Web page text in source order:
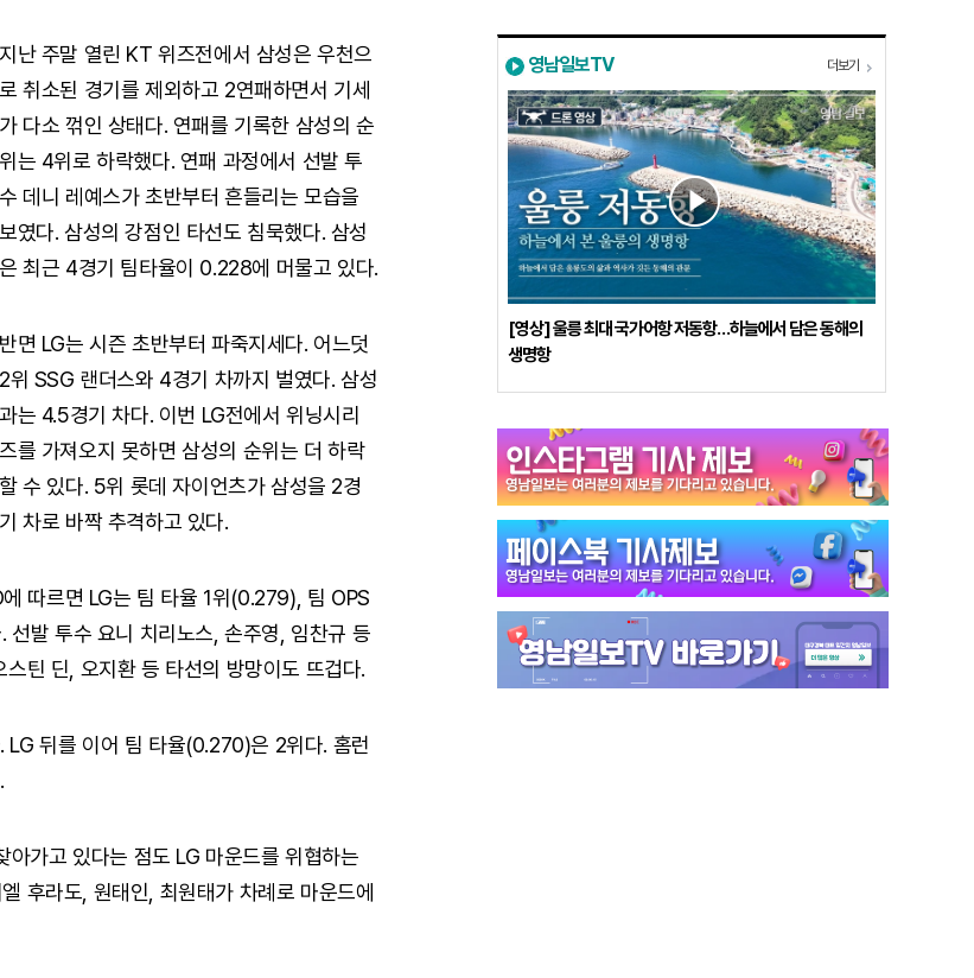
지난 주말 열린 KT 위즈전에서 삼성은 우천으
로 취소된 경기를 제외하고 2연패하면서 기세
가 다소 꺾인 상태다. 연패를 기록한 삼성의 순
위는 4위로 하락했다. 연패 과정에서 선발 투
수 데니 레예스가 초반부터 흔들리는 모습을
보였다. 삼성의 강점인 타선도 침묵했다. 삼성
은 최근 4경기 팀타율이 0.228에 머물고 있다.
반면 LG는 시즌 초반부터 파죽지세다. 어느덧
2위 SSG 랜더스와 4경기 차까지 벌였다. 삼성
과는 4.5경기 차다. 이번 LG전에서 위닝시리
즈를 가져오지 못하면 삼성의 순위는 더 하락
할 수 있다. 5위 롯데 자이언츠가 삼성을 2경
기 차로 바짝 추격하고 있다.
따르면 LG는 팀 타율 1위(0.279), 팀 OPS
발 투수 요니 치리노스, 손주영, 임찬규 등
틴 딘, 오지환 등 타선의 방망이도 뜨겁다.
뒤를 이어 팀 타율(0.270)은 2위다. 홈런
가고 있다는 점도 LG 마운드를 위협하는
후라도, 원태인, 최원태가 차례로 마운드에
영남일보TV 더보기
[영상] 울릉 최대 국가어항 저동항…하늘에서 담은 동해의
생명항